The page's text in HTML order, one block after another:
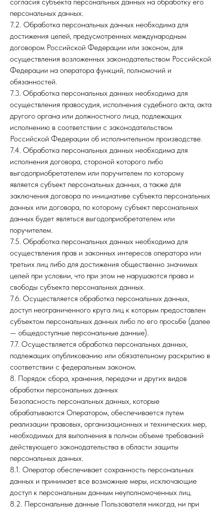
персональных данных.
7.2. Обработка персональных данных необходима для
достижения целей, предусмотренных международным
договором Российской Федерации или законом, для
осуществления возложенных законодательством Российской
Федерации на оператора функций, полномочий и
обязанностей.
7.3. Обработка персональных данных необходима для
осуществления правосудия, исполнения судебного акта, акта
другого органа или должностного лица, подлежащих
исполнению в соответствии с законодательством
Российской Федерации об исполнительном производстве.
7.4. Обработка персональных данных необходима для
исполнения договора, стороной которого либо
выгодоприобретателем или поручителем по которому
является субъект персональных данных, а также для
заключения договора по инициативе субъекта персональных
данных или договора, по которому субъект персональных
данных будет являться выгодоприобретателем или
поручителем.
7.5. Обработка персональных данных необходима для
осуществления прав и законных интересов оператора или
третьих лиц либо для достижения общественно значимых
целей при условии, что при этом не нарушаются права и
свободы субъекта персональных данных.
7.6. Осуществляется обработка персональных данных,
доступ неограниченного круга лиц к которым предоставлен
субъектом персональных данных либо по его просьбе (далее
— общедоступные персональные данные).
7.7. Осуществляется обработка персональных данных,
подлежащих опубликованию или обязательному раскрытию в
соответствии с федеральным законом.
8. Порядок сбора, хранения, передачи и других видов
обработки персональных данных
Безопасность персональных данных, которые
обрабатываются Оператором, обеспечивается путем
реализации правовых, организационных и технических мер,
необходимых для выполнения в полном объеме требований
действующего законодательства в области защиты
персональных данных.
8.1. Оператор обеспечивает сохранность персональных
данных и принимает все возможные меры, исключающие
доступ к персональным данным неуполномоченных лиц.
8.2. Персональные данные Пользователя никогда, ни при